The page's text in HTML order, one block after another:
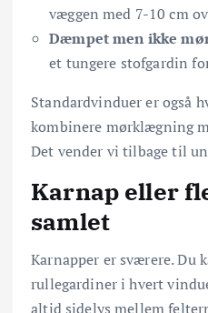
væggen med 7-10 cm
Dæmpet men ikke
et tungere stofgardin
Standardvinduer er også
kombinere mørklægning
Det vender vi tilbage til
Karnap eller
samlet
Karnapper er sværere. Du
rullegardiner i hvert
altid sidelys mellem